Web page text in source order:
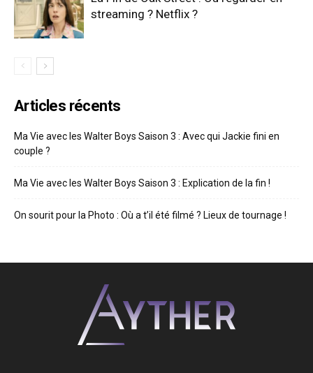
streaming ? Netflix ?
Articles récents
Ma Vie avec les Walter Boys Saison 3 : Avec qui Jackie fini en
couple ?
Ma Vie avec les Walter Boys Saison 3 : Explication de la fin !
On sourit pour la Photo : Où a t’il été filmé ? Lieux de tournage !